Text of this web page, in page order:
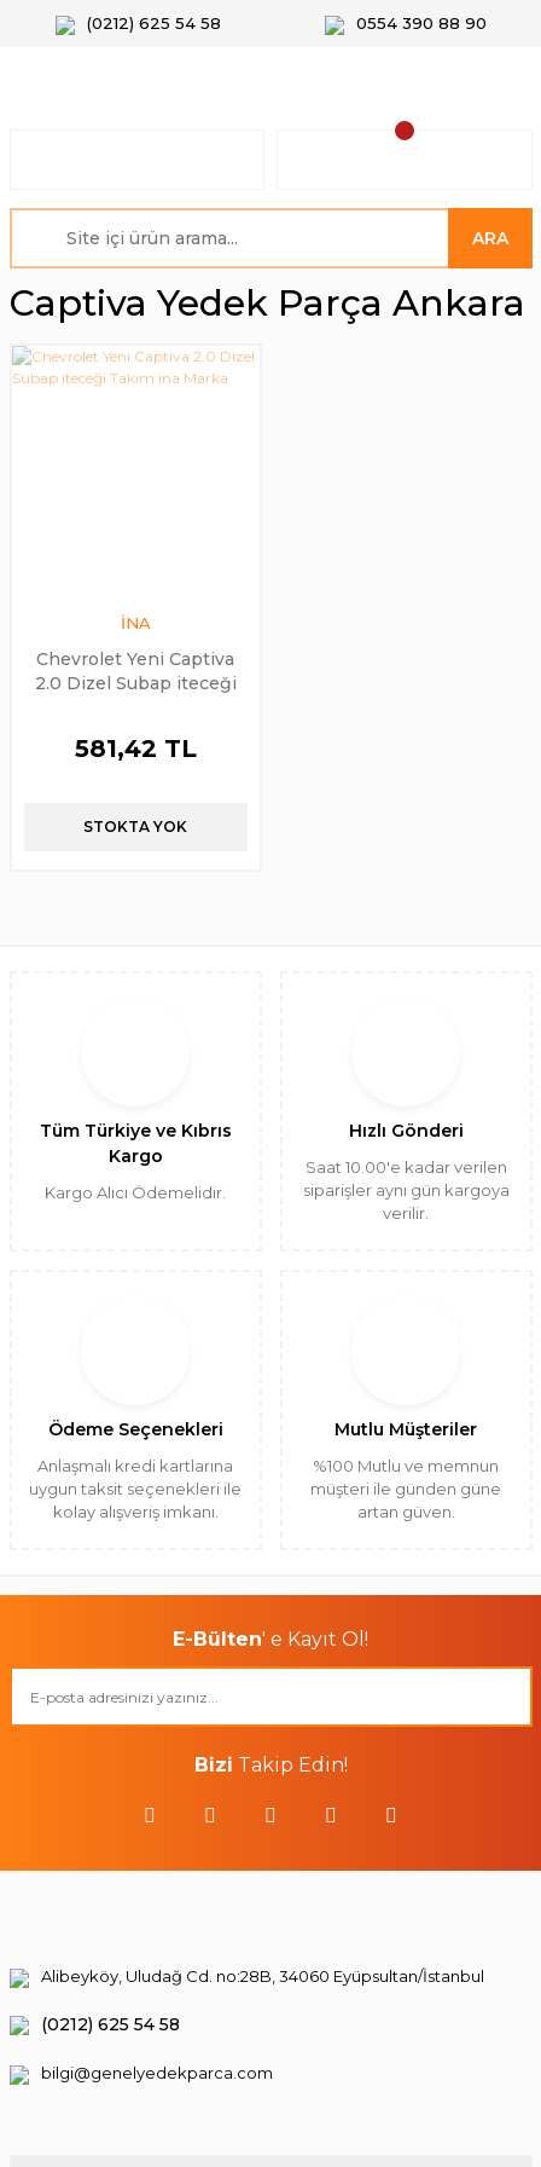
(0212) 625 54 58 0554 390 88 90
ARA
Captiva Yedek Parça Ankara
İNA
Chevrolet Yeni Captiva
2.0 Dizel Subap iteceği
581,42 TL
STOKTA YOK
Tüm Türkiye ve Kıbrıs
Kargo
Kargo Alıcı Ödemelidir.
Hızlı Gönderi
Saat 10.00'e kadar verilen
siparişler aynı gün kargoya
verilir.
Ödeme Seçenekleri
Anlaşmalı kredi kartlarına
uygun taksit seçenekleri ile
kolay alışveriş imkanı.
Mutlu Müşteriler
%100 Mutlu ve memnun
müşteri ile günden güne
artan güven.
E-Bülten' e Kayıt Ol!
Bizi Takip Edin!
Alibeyköy, Uludağ Cd. no:28B, 34060 Eyüpsultan/İstanbul
(0212) 625 54 58
bilgi@genelyedekparca.com